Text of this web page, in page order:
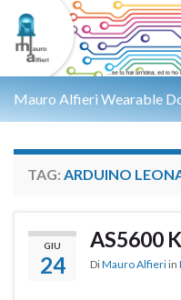
Mauro Alfieri Wearable
TAG: ARDUINO
GIU
24
AS5600
DiMauro Alfieri in